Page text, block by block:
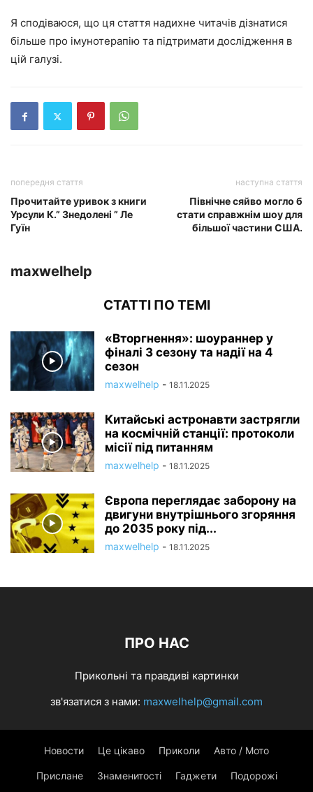
Я сподіваюся, що ця стаття надихне читачів дізнатися
більше про імунотерапію та підтримати дослідження в
цій галузі.
попередня стаття
Прочитайте уривок з книги
Урсули К.” Знедолені ” Ле
Гуїн
наступна стаття
Північне сяйво могло б
стати справжнім шоу для
більшої частини США.
maxwelhelp
СТАТТІ ПО ТЕМІ
«Вторгнення»: шоураннер у
фіналі 3 сезону та надії на 4
сезон
maxwelhelp - 18.11.2025
Китайські астронавти застрягли
на космічній станції: протоколи
місії під питанням
maxwelhelp - 18.11.2025
Європа переглядає заборону на
двигуни внутрішнього згоряння
до 2035 року під...
maxwelhelp - 18.11.2025
ПРО НАС
Прикольні та правдиві картинки
зв'язатися з нами: maxwelhelp@gmail.com
Новости Це цікаво Приколи Авто / Мото
Прислане Знаменитості Гаджети Подорожі